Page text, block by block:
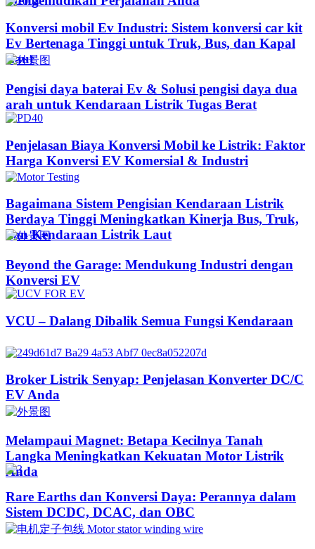
Konversi mobil Ev Industri: Sistem konversi car kit
Ev Bertenaga Tinggi untuk Truk, Bus, dan Kapal
Laut
Pengisi daya baterai Ev & Solusi pengisi daya dua
arah untuk Kendaraan Listrik Tugas Berat
Penjelasan Biaya Konversi Mobil ke Listrik: Faktor
Harga Konversi EV Komersial & Industri
Bagaimana Sistem Pengisian Kendaraan Listrik
Berdaya Tinggi Meningkatkan Kinerja Bus, Truk,
dan Kendaraan Listrik Laut
Beyond the Garage: Mendukung Industri dengan
Konversi EV
VCU – Dalang Dibalik Semua Fungsi Kendaraan
Broker Listrik Senyap: Penjelasan Konverter DC/C
EV Anda
Melampaui Magnet: Betapa Kecilnya Tanah
Langka Meningkatkan Kekuatan Motor Listrik
Anda
Rare Earths dan Konversi Daya: Perannya dalam
Sistem DCDC, DCAC, dan OBC